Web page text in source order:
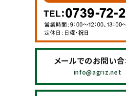
メールでのお問い
info@agriz.net